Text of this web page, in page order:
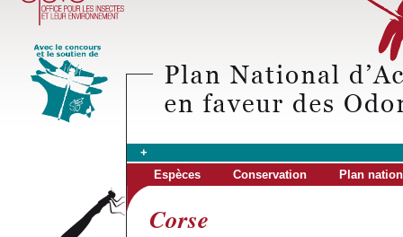
+
Espèces
Conservation Plan
Corse